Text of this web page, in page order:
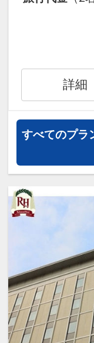
の項
設定期間：
インターネ
17729304
詳細
すべてのプラ